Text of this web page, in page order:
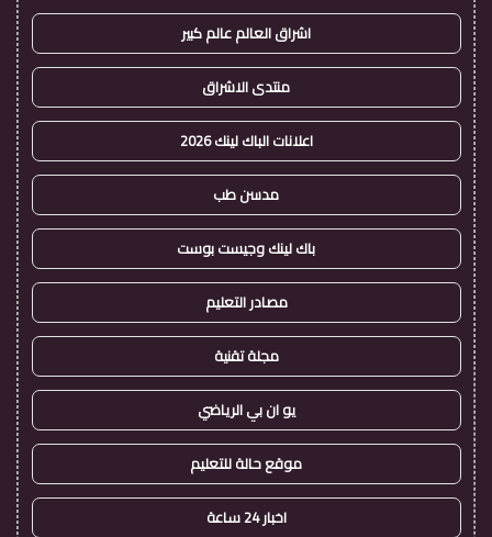
اشراق العالم عالم كبير
منتدى الاشراق
اعلانات الباك لينك 2026
مدسن طب
باك لينك وجيست بوست
مصادر التعليم
مجلة تقنية
يو ان بي الرياضي
موقع حالة للتعليم
اخبار 24 ساعة